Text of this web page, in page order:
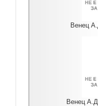
Венец
Венец